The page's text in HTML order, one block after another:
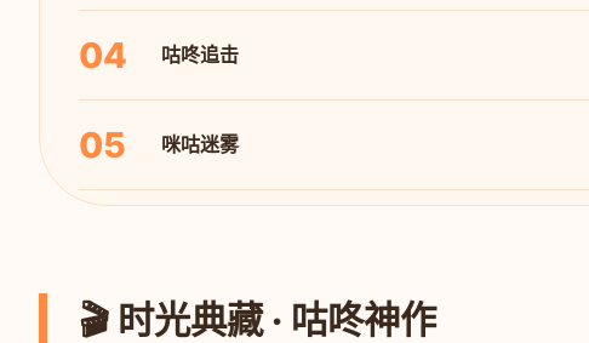
04 咕咚追击
05 咪咕迷雾
🎬 时光典藏 · 咕咚神作